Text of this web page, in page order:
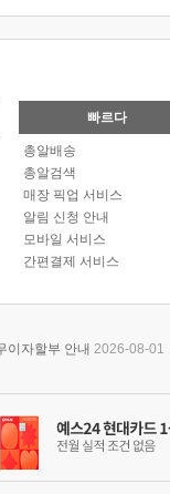
빠르다
총알배송
총알검색
매장 픽업 서비스
알림 신청 안내
모바일 서비스
간편결제 서비스
이자할부 안내 2026-08-01